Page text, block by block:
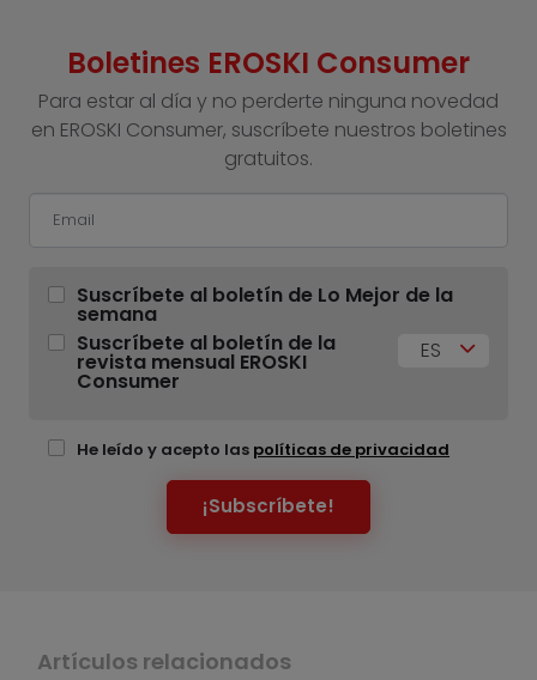
Boletines EROSKI Consumer
Para estar al día y no perderte ninguna novedad
en EROSKI Consumer, suscríbete nuestros boletines
gratuitos.
Suscríbete al boletín de Lo Mejor de la
semana
Suscríbete al boletín de la
revista mensual EROSKI
Consumer
ES
He leído y acepto las políticas de privacidad
¡Subscríbete!
Artículos relacionados